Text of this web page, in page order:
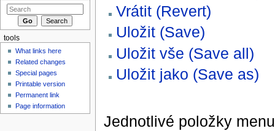
Vrátit (Revert)
Uložit (Save)
Uložit vše (Save all)
Uložit jako (Save as)
Jednotlivé položky
tools
What links here
Related changes
Special pages
Printable version
Permanent link
Page information